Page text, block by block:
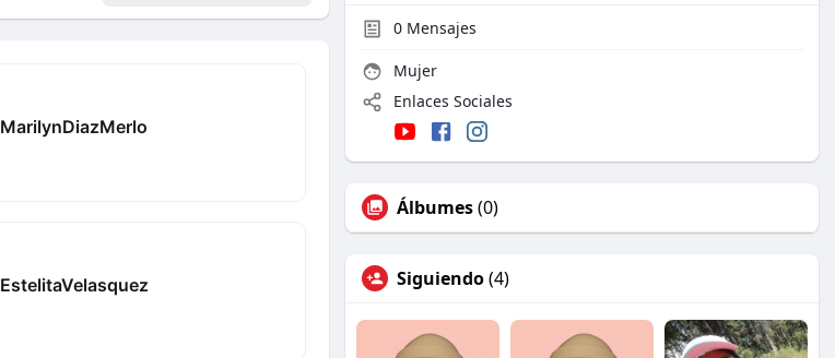
MarilynDiazMerlo
EstelitaVelasquez
0 Mensajes
Mujer
Enlaces Sociales
Álbumes(0)
Siguiendo(4)